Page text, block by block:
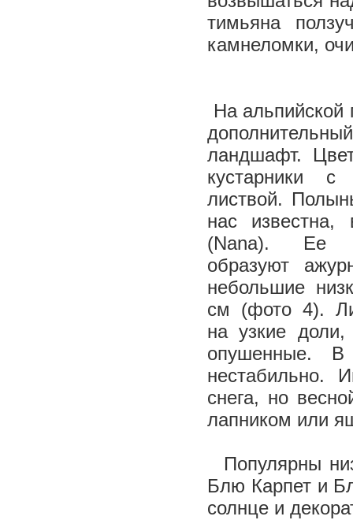
тимьяна
камнеломки,
На альпийской
ландшафт.
кустарники
листвой.
нас
(Nana). Ее
образуют
небольшие
см (фото 4).
на узкие доли,
опушенные. В
нестабильно.
снега, но
лапником или
Популярны
Блю Карпет и
солнце и